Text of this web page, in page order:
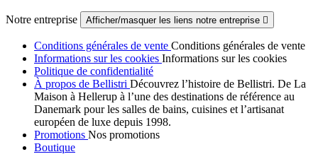
Notre entreprise Afficher/masquer les liens notre entreprise 
Conditions générales de vente Conditions générales de vente
Informations sur les cookies Informations sur les cookies
Politique de confidentialité
À propos de Bellistri Découvrez l’histoire de Bellistri. De La
Maison à Hellerup à l’une des destinations de référence au
Danemark pour les salles de bains, cuisines et l’artisanat
européen de luxe depuis 1998.
Promotions Nos promotions
Boutique